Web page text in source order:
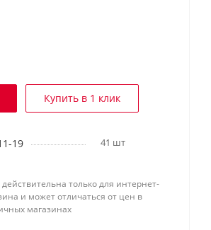
Купить в 1 клик
19 41 шт
только для интернет-
и может отличаться от цен в
магазинах